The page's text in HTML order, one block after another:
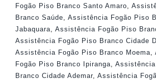
Fogão Piso Branco Santo Amaro
Branco Saúde
Assistência Fogão Piso
Jabaquara
Assistência Fogão Piso
Assistência Fogão Piso Branco Cidade
Assistência Fogão Piso Branco Moema
Fogão Piso Branco Ipiranga
Branco Cidade Ademar, Assistência